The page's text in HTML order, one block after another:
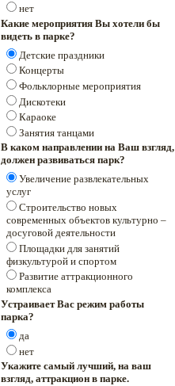
нет
Какие мероприятия Вы хотели бы
видеть в парке?
Детские праздники
Концерты
Фольклорные мероприятия
Дискотеки
Караоке
Занятия танцами
В каком направлении на Ваш взгляд,
должен развиваться парк?
Увеличение развлекательных
услуг
Строительство новых
современных объектов культурно –
досуговой деятельности
Площадки для занятий
физкультурой и спортом
Развитие аттракционного
комплекса
Устраивает Вас режим работы
парка?
да
нет
Укажите самый лучший, на ваш
взгляд, аттракцион в парке.